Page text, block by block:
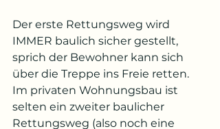
Der erste Rettungsweg wird
IMMER baulich sicher gestellt,
sprich der Bewohner kann sich
über die Treppe ins Freie retten.
Im privaten Wohnungsbau ist
selten ein zweiter baulicher
Rettungsweg (also noch eine